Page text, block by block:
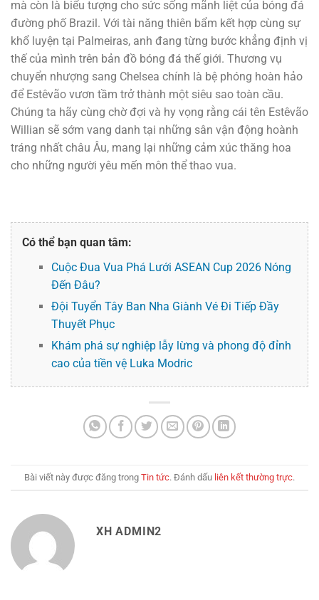
mà còn là biểu tượng cho sức sống mãnh liệt của bóng đá
đường phố Brazil. Với tài năng thiên bẩm kết hợp cùng sự
khổ luyện tại Palmeiras, anh đang từng bước khẳng định vị
thế của mình trên bản đồ bóng đá thế giới. Thương vụ
chuyển nhượng sang Chelsea chính là bệ phóng hoàn hảo
để Estêvão vươn tầm trở thành một siêu sao toàn cầu.
Chúng ta hãy cùng chờ đợi và hy vọng rằng cái tên Estêvão
Willian sẽ sớm vang danh tại những sân vận động hoành
tráng nhất châu Âu, mang lại những cảm xúc thăng hoa
cho những người yêu mến môn thể thao vua.
Có thể bạn quan tâm:
Cuộc Đua Vua Phá Lưới ASEAN Cup 2026 Nóng
Đến Đâu?
Đội Tuyển Tây Ban Nha Giành Vé Đi Tiếp Đầy
Thuyết Phục
Khám phá sự nghiệp lẫy lừng và phong độ đỉnh
cao của tiền vệ Luka Modric
Bài viết này được đăng trong Tin tức. Đánh dấu liên kết thường trực.
XH ADMIN2